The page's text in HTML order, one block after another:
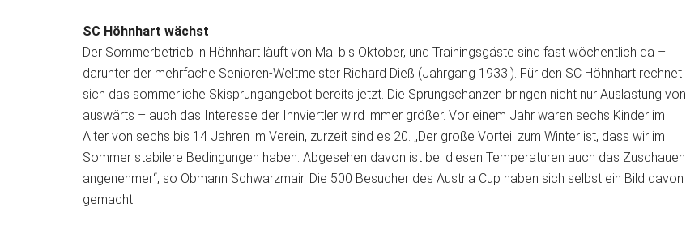
SC Höhnhart wächst
Der Sommerbetrieb in Höhnhart läuft von Mai bis Oktober, und Trainingsgäste sind fast wöchentlich da –
darunter der mehrfache Senioren-Weltmeister Richard Dieß (Jahrgang 1933!). Für den SC Höhnhart rechnet
sich das sommerliche Skisprungangebot bereits jetzt. Die Sprungschanzen bringen nicht nur Auslastung von
auswärts – auch das Interesse der Innviertler wird immer größer. Vor einem Jahr waren sechs Kinder im
Alter von sechs bis 14 Jahren im Verein, zurzeit sind es 20. „Der große Vorteil zum Winter ist, dass wir im
Sommer stabilere Bedingungen haben. Abgesehen davon ist bei diesen Temperaturen auch das Zuschauen
angenehmer“, so Obmann Schwarzmair. Die 500 Besucher des Austria Cup haben sich selbst ein Bild davon
gemacht.